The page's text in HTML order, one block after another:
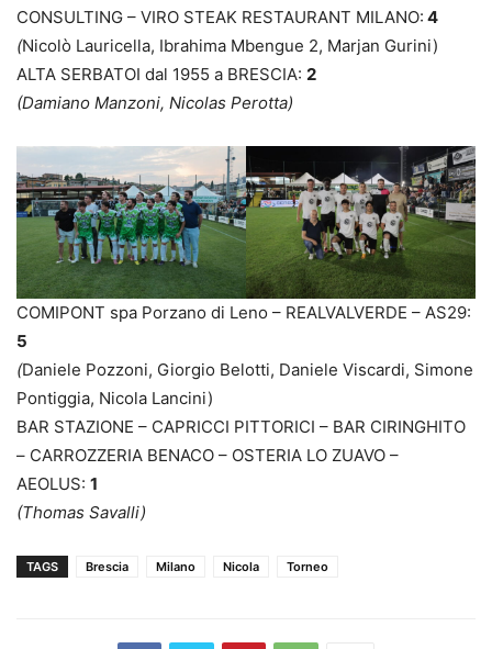
CONSULTING – VIRO STEAK RESTAURANT MILANO: 4
(Nicolò Lauricella, Ibrahima Mbengue 2, Marjan Gurini)
ALTA SERBATOI dal 1955 a BRESCIA: 2
(Damiano Manzoni, Nicolas Perotta)
COMIPONT spa Porzano di Leno – REALVALVERDE – AS29:
5
(Daniele Pozzoni, Giorgio Belotti, Daniele Viscardi, Simone
Pontiggia, Nicola Lancini)
BAR STAZIONE – CAPRICCI PITTORICI – BAR CIRINGHITO
– CARROZZERIA BENACO – OSTERIA LO ZUAVO –
AEOLUS: 1
(Thomas Savalli)
TAGS Brescia Milano Nicola Torneo